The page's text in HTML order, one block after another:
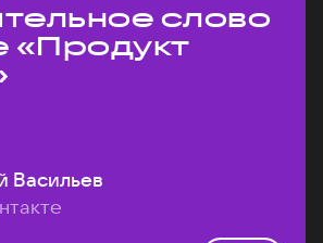
слово
«Продукт
Васильев